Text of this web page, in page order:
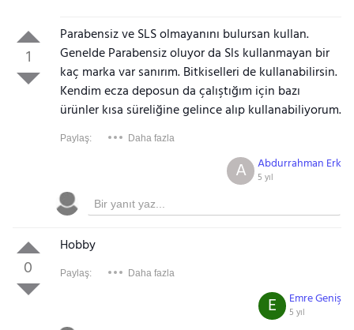
1
Parabensiz ve SLS olmayanını bulursan kullan.
Genelde Parabensiz oluyor da Sls kullanmayan bir
kaç marka var sanırım. Bitkiselleri de kullanabilirsin.
Kendim ecza deposun da çalıştığım için bazı
ürünler kısa süreliğine gelince alıp kullanabiliyorum.
Paylaş: Daha fazla
Abdurrahman Erk
5 yıl
A
0
Hobby
Paylaş: Daha fazla
Emre Geniş
5 yıl
E